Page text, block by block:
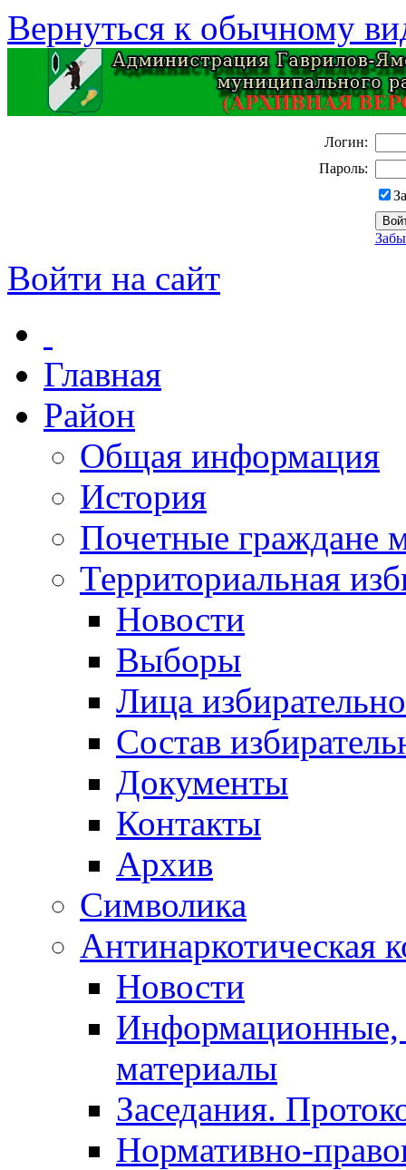
Вернуться к обычному
Логин:
Пароль:
Войти на сайт
Главная
Район
Общая информация
История
Почетные граждане
Территориальная
Новости
Выборы
Лица
Состав
Документы
Контакты
Архив
Символика
Антинаркотическая
Новости
Информационные,
материалы
Заседания.
Нормативно-